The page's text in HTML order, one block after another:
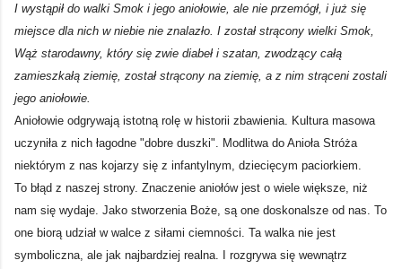
I wystąpił do walki Smok i jego aniołowie, ale nie przemógł, i już się
miejsce dla nich w niebie nie znalazło. I został strącony wielki Smok,
Wąż starodawny, który się zwie diabeł i szatan, zwodzący całą
zamieszkałą ziemię, został strącony na ziemię, a z nim strąceni zostali
jego aniołowie.
Aniołowie odgrywają istotną rolę w historii zbawienia. Kultura masowa
uczyniła z nich łagodne "dobre duszki". Modlitwa do Anioła Stróża
niektórym z nas kojarzy się z infantylnym, dziecięcym paciorkiem.
To błąd z naszej strony. Znaczenie aniołów jest o wiele większe, niż
nam się wydaje. Jako stworzenia Boże, są one doskonalsze od nas. To
one biorą udział w walce z siłami ciemności. Ta walka nie jest
symboliczna, ale jak najbardziej realna. I rozgrywa się wewnątrz